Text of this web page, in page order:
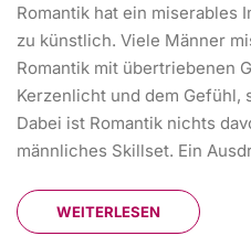
Romantik hat ein miserables
zu künstlich. Viele Männer
Romantik mit übertriebenen
Kerzenlicht und dem Gefühl,
Dabei ist Romantik nichts
männliches Skillset. Ein
WEITERLESEN